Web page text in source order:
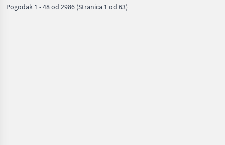
Pogodak 1-48od 2986 (Stranica 1 od 63)